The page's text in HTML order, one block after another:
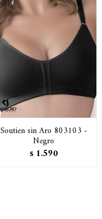
Soutien sin Aro 803103 -
Negro
$ 1.590